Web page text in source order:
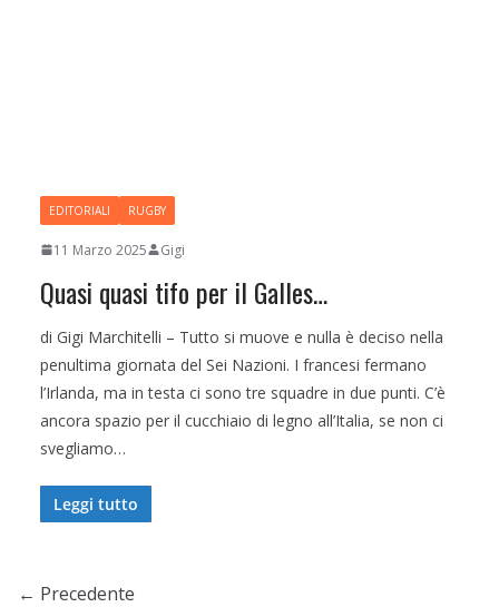
EDITORIALI RUGBY
11 Marzo 2025 Gigi
Quasi quasi tifo per il Galles…
di Gigi Marchitelli – Tutto si muove e nulla è deciso nella
penultima giornata del Sei Nazioni. I francesi fermano
l’Irlanda, ma in testa ci sono tre squadre in due punti. C’è
ancora spazio per il cucchiaio di legno all’Italia, se non ci
svegliamo…
Leggi tutto
← Precedente